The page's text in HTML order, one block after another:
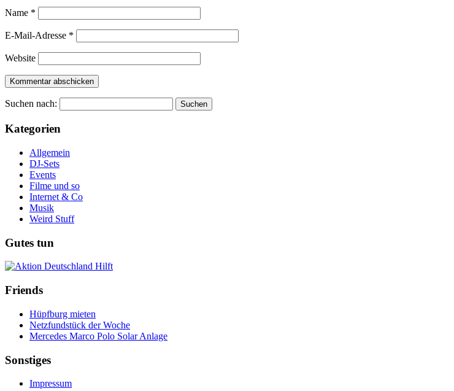
Name *
E-Mail-Adresse *
Website
Suchen nach:
Kategorien
Allgemein
DJ-Sets
Events
Filme und so
Internet & Co
Musik
Weird Stuff
Gutes tun
Friends
Hüpfburg mieten
Netzfundstück der Woche
Mercedes Marco Polo Solar Anlage
Sonstiges
Impressum